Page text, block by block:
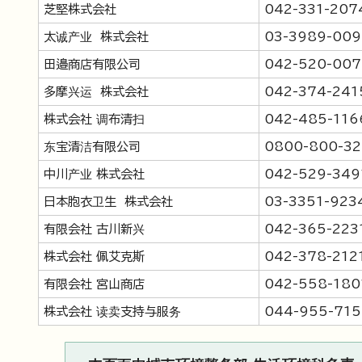
芝堅株式会社 042-331-
太诚产业 株式会社 03-3989-
田邉商店有限公司 042-520-
多摩兴运 株式会社 042-374-
株式会社 调布清扫 042-485-
东宝清洁有限公司 0800-800-
中川产业 株式会社 042-529-
日本胞衣卫生 株式会社 03-3351-
有限会社 古川新兴 042-365-2231
株式会社 佩艾克斯 042-378-2121
有限会社 宮山商店 042-558-
株式会社 读卖支持与服务 044-955-